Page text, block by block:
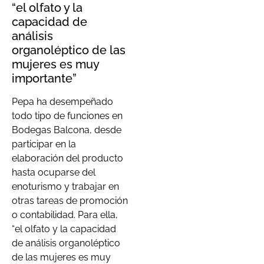
“el olfato y la
capacidad de
análisis
organoléptico de las
mujeres es muy
importante”
Pepa ha desempeñado
todo tipo de funciones en
Bodegas Balcona, desde
participar en la
elaboración del producto
hasta ocuparse del
enoturismo y trabajar en
otras tareas de promoción
o contabilidad. Para ella,
“el olfato y la capacidad
de análisis organoléptico
de las mujeres es muy